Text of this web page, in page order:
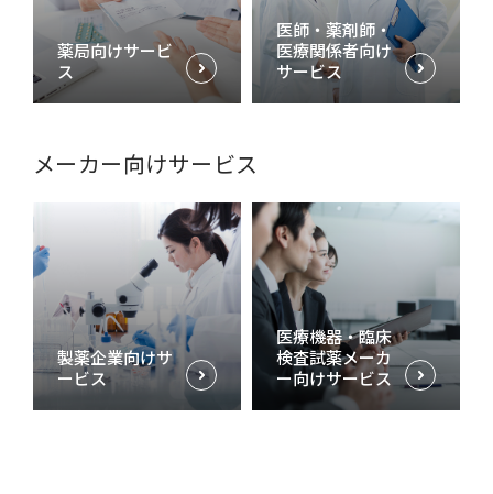
薬局向けサービ
ス
医師・薬剤師・
医療関係者向け
サービス
メーカー向けサービス
製薬企業向けサ
ービス
医療機器・臨床
検査試薬メーカ
ー向けサービス